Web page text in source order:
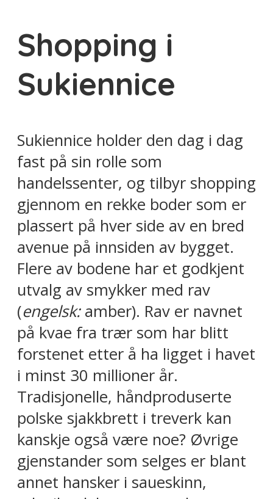
Shopping i
Sukiennice
Sukiennice holder den dag i dag
fast på sin rolle som
handelssenter, og tilbyr shopping
gjennom en rekke boder som er
plassert på hver side av en bred
avenue på innsiden av bygget.
Flere av bodene har et godkjent
utvalg av smykker med rav
(engelsk:amber). Rav er navnet
på kvae fra trær som har blitt
forstenet etter å ha ligget i havet
i minst 30 millioner år.
Tradisjonelle, håndproduserte
polske sjakkbrett i treverk kan
kanskje også være noe? Øvrige
gjenstander som selges er blant
annet hansker i saueskinn,